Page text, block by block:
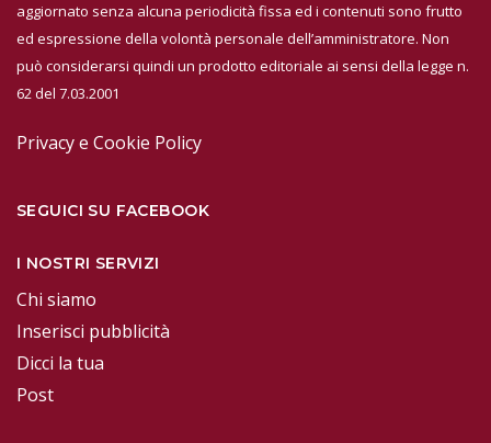
aggiornato senza alcuna periodicità fissa ed i contenuti sono frutto
ed espressione della volontà personale dell’amministratore. Non
può considerarsi quindi un prodotto editoriale ai sensi della legge n.
62 del 7.03.2001
Privacy e Cookie Policy
SEGUICI SU FACEBOOK
I NOSTRI SERVIZI
Chi siamo
Inserisci pubblicità
Dicci la tua
Post